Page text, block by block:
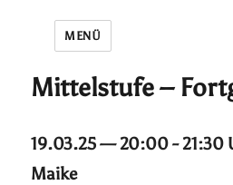
MENÜ
Mittelstufe –
19.03.25 — 20:00 - 21:30
Maike